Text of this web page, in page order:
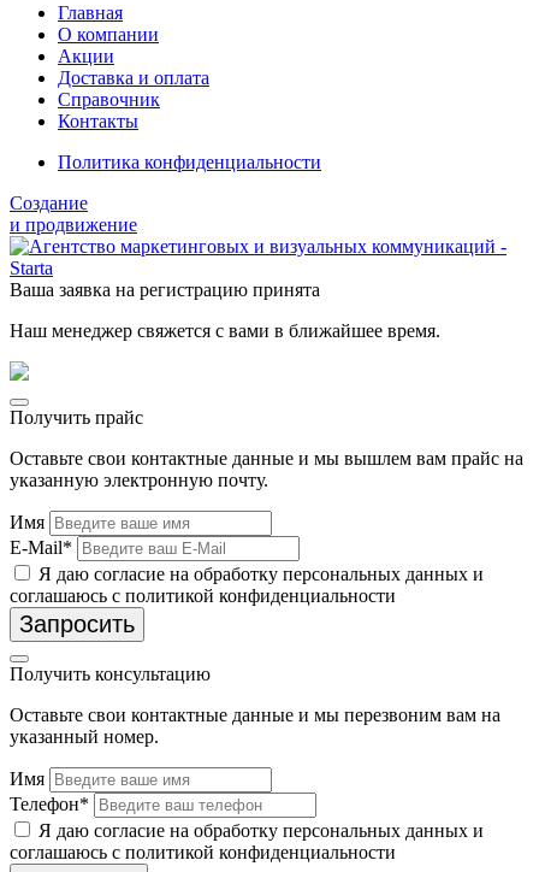
Главная
О компании
Акции
Доставка и оплата
Справочник
Контакты
Политика конфиденциальности
Создание
и продвижение
Ваша заявка на регистрацию принята
Наш менеджер свяжется с вами в ближайшее время.
Получить прайс
Оставьте свои контактные данные и мы вышлем вам прайс на
указанную электронную почту.
Имя
E-Mail*
Я даю согласие на обработку персональных данных и
соглашаюсь с политикой конфиденциальности
Запросить
Получить консультацию
Оставьте свои контактные данные и мы перезвоним вам на
указанный номер.
Имя
Телефон*
Я даю согласие на обработку персональных данных и
соглашаюсь с политикой конфиденциальности